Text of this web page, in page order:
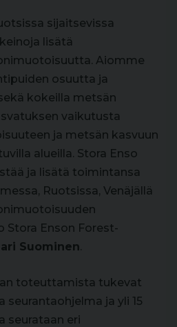
sijaitsevissa
lisätä
Aiomme
osuutta ja
kokeilla metsän
vaikutusta
ja metsän kasvuun
alueilla. Stora Enso
ja lisätä toimintansa
Ruotsissa, Venäjällä
Stora Enson Forest-
Suominen.
toteuttamista tukevat
seurantaohjelma ja yli 15
seurataan eri